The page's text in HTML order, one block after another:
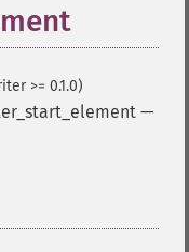
>= 0.1.0)
—